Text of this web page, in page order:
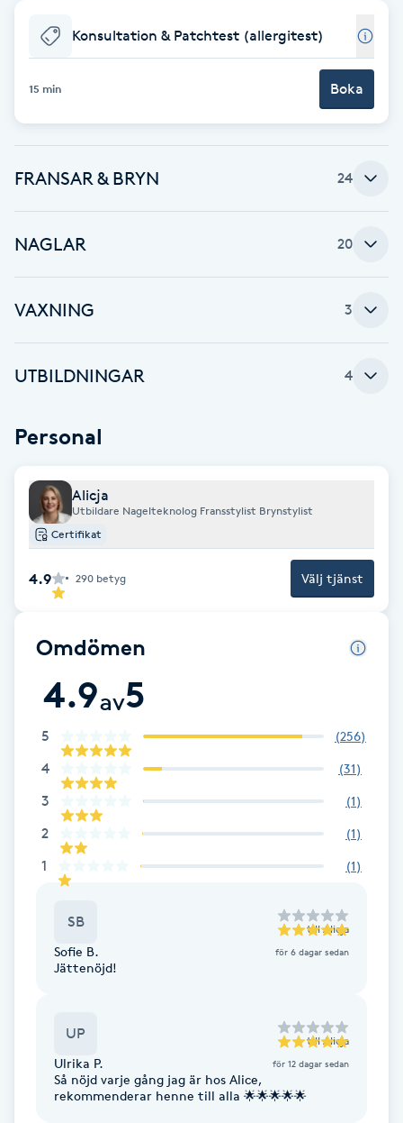
Babylights
Balayage
Barber
Barnklippning
Bottenfärg
Brynformning
Brynfärgning
Brynplockning
Bröllopsuppsättning
C
Celluliter
Coachning
Color correction
Cryoterapi
Damklippning
Enzympeeling
Extensions
Konsultation & Patchtest (allergitest)
15 min Boka
FRANSAR & BRYN 24
NAGLAR 20
VAXNING 3
UTBILDNINGAR 4
Personal
Alicja
Utbildare Nagelteknolog Fransstylist Brynstylist
Certifikat
4.9 290 betyg Välj tjänst
Omdömen
4.9av5
5 (256)
4 (31)
3 (1)
2 (1)
1 (1)
SB till Alicja
Sofie B. för 6 dagar sedan
Jättenöjd!
UP till Alicja
Ulrika P. för 12 dagar sedan
Så nöjd varje gång jag är hos Alice,
rekommenderar henne till alla 🌟🌟🌟🌟🌟